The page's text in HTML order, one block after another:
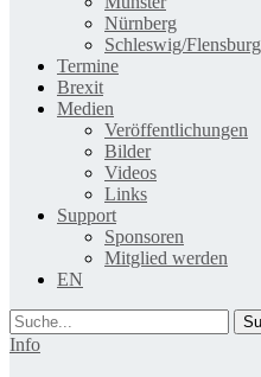
Nürnberg
Schleswig/Flensburg
Termine
Brexit
Medien
Veröffentlichungen
Bilder
Videos
Links
Support
Sponsoren
Mitglied werden
EN
Suche
Info